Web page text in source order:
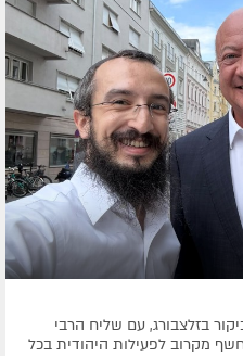
בזלצבורג, עם שליח הרבי
מקרוב לפעילות היהודית בכל